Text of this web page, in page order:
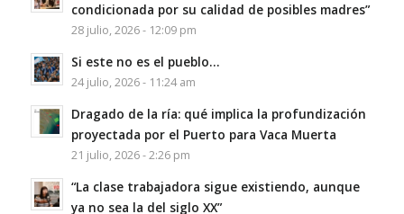
condicionada por su calidad de posibles madres”
28 julio, 2026 - 12:09 pm
Si este no es el pueblo…
24 julio, 2026 - 11:24 am
Dragado de la ría: qué implica la profundización
proyectada por el Puerto para Vaca Muerta
21 julio, 2026 - 2:26 pm
“La clase trabajadora sigue existiendo, aunque
ya no sea la del siglo XX”